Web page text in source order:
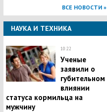
ВСЕ НОВОСТИ »
НАУКА И ТЕХНИКА
10:22
​Ученые
заявили о
губительном
влиянии
статуса кормильца на
мужчину